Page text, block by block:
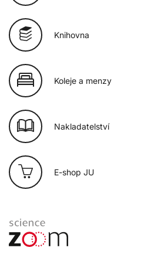
Knihovna
Koleje a menzy
Nakladatelství
E-shop JU